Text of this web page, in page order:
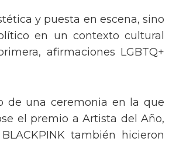
y puesta en escena, sino
en un contexto cultural
afirmaciones LGBTQ+
de una ceremonia en la que
el premio a Artista del Año,
también hicieron